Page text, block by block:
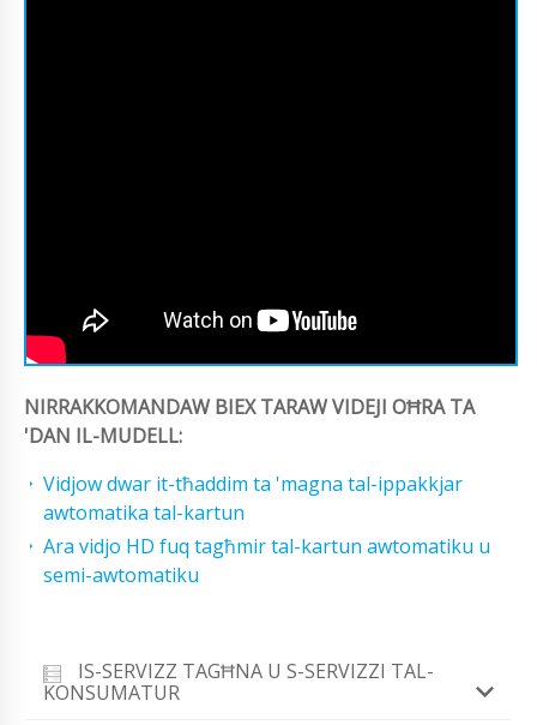
NIRRAKKOMANDAW BIEX TARAW VIDEJI OĦRA TA
'DAN IL-MUDELL:
Vidjow dwar it-tħaddim ta 'magna tal-ippakkjar
awtomatika tal-kartun
Ara vidjo HD fuq tagħmir tal-kartun awtomatiku u
semi-awtomatiku
IS-SERVIZZ TAGĦNA U S-SERVIZZI TAL-
KONSUMATUR